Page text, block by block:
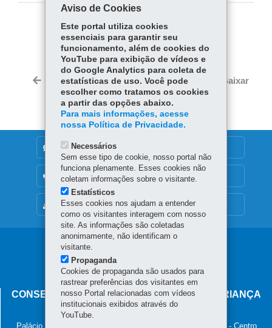
COMPARTILHE:
Fa
ce
bo
ok
Tw
itt
er
W
ha
ts
Ap
Voltar Início Imprimir Baixar
MAPA DO SITE
DENUNCIE CORRUPÇÃO
OUVIDORIA
Navegação
principal
CONSELHO ESTADUAL DOS DIREITOS DA CRIANÇA
E DO ADOLESCENTE
Palácio das Araucárias - Rua Jacy Loureiro de Campos, s/n - Centro
Aviso de Cookies
Este portal utiliza cookies
essenciais para garantir seu
funcionamento, além de cookies do
YouTube para exibição de vídeos e
do Google Analytics para coleta de
estatísticas de uso. Você pode
escolher como tratamos os cookies
a partir das opções abaixo.
Para mais informações, acesse
nossa Política de Privacidade.
Necessários
Sem esse tipo de cookie, nosso portal não
funciona plenamente. Esses cookies não
coletam informações sobre o visitante.
Estatísticos
Esses cookies nos ajudam a entender
como os visitantes interagem com nosso
site. As informações são coletadas
anonimamente, não identificam o
visitante.
Propaganda
Cookies de propaganda são usados para
rastrear preferências dos visitantes em
nosso Portal relacionadas com vídeos
institucionais exibidos através do
YouTube.